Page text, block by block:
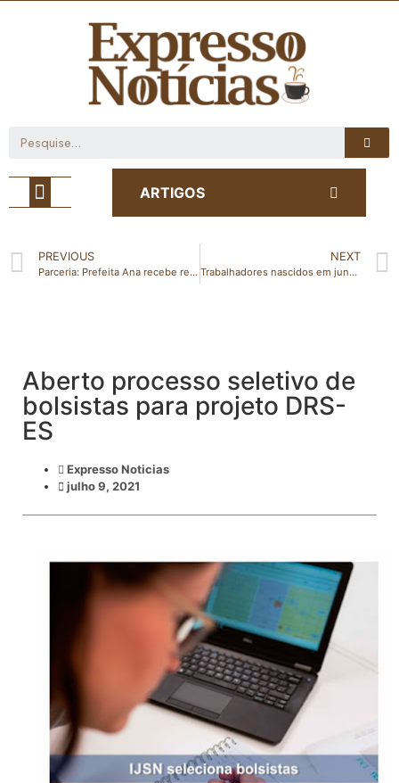
ARTIGOS
PREVIOUS
Parceria: Prefeita Ana recebe representantes do Consórcio Cim Noroeste em São Domingos do Norte
NEXT
Trabalhadores nascidos em junho podem sacar auxílio emergencial
Aberto processo seletivo de
bolsistas para projeto DRS-
ES
Expresso Noticias
julho 9, 2021